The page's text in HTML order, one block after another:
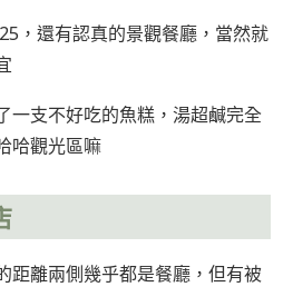
，還有認真的景觀餐廳，當然就
一支不好吃的魚糕，湯超鹹完全
哈觀光區嘛
距離兩側幾乎都是餐廳，但有被